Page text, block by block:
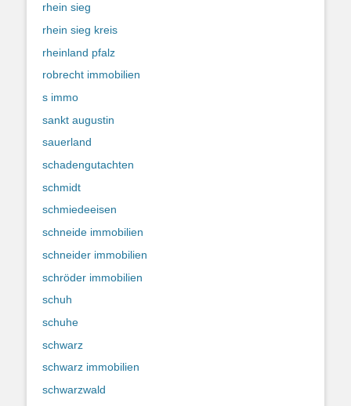
rhein sieg
rhein sieg kreis
rheinland pfalz
robrecht immobilien
s immo
sankt augustin
sauerland
schadengutachten
schmidt
schmiedeeisen
schneide immobilien
schneider immobilien
schröder immobilien
schuh
schuhe
schwarz
schwarz immobilien
schwarzwald